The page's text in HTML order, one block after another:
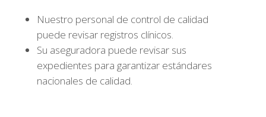
Nuestro personal de control de calidad
puede revisar registros clínicos.
Su aseguradora puede revisar sus
expedientes para garantizar estándares
nacionales de calidad.